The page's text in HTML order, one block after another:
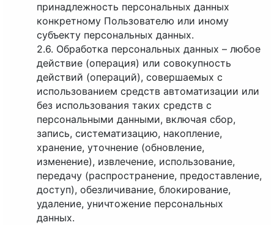
принадлежность персональных данных
конкретному Пользователю или иному
субъекту персональных данных.
2.6. Обработка персональных данных – любое
действие (операция) или совокупность
действий (операций), совершаемых с
использованием средств автоматизации или
без использования таких средств с
персональными данными, включая сбор,
запись, систематизацию, накопление,
хранение, уточнение (обновление,
изменение), извлечение, использование,
передачу (распространение, предоставление,
доступ), обезличивание, блокирование,
удаление, уничтожение персональных
данных.